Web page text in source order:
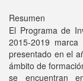
Resumen
El Programa de
2015-2019
presentado en el
ámbito de
se encuentran